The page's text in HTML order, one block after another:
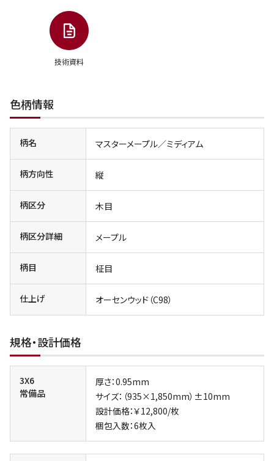
技術資料
色柄情報
柄名 マスターメープル／ミディアム
柄方向性 縦
柄区分 木目
柄区分詳細 メープル
柄目 柾目
仕上げ オーセンウッド（C98）
規格・設計価格
3X6
常備品
厚さ：0.95mm
サイズ：（935×1,850mm）±10mm
設計価格：￥12,800/枚
梱包入数：6枚入